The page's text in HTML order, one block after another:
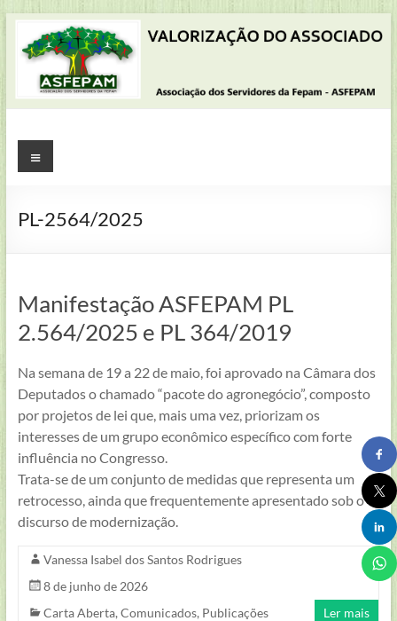
Pular
para
conteúdo
ASFEPAM
Servidores
de
Proteção
Henrique
Luiz
Roessler
–
FEPAM
–
RS
–
Menu
PL-2564/2025
Manifestação ASFEPAM PL
2.564/2025 e PL 364/2019
Na semana de 19 a 22 de maio, foi aprovado na Câmara dos
Deputados o chamado “pacote do agronegócio”, composto
por projetos de lei que, mais uma vez, priorizam os
interesses de um grupo econômico específico com forte
influência no Congresso.
Trata-se de um conjunto de medidas que representa um
retrocesso, ainda que frequentemente apresentado sob o
discurso de modernização.
Vanessa Isabel dos Santos Rodrigues
8 de junho de 2026
Carta Aberta, Comunicados, Publicações Ler mais